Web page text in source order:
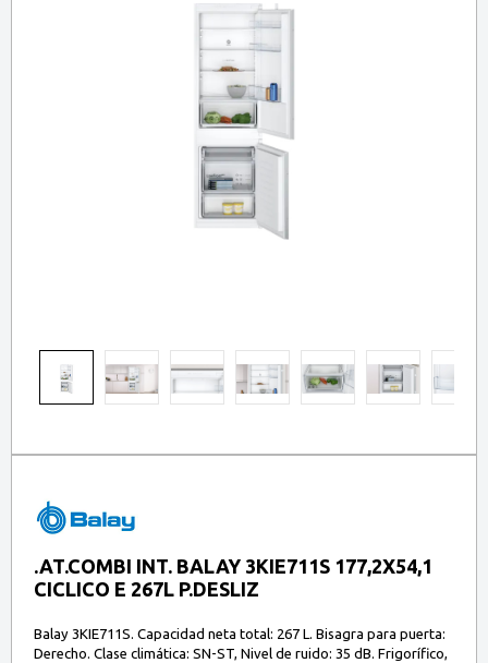
.AT.COMBI INT. BALAY 3KIE711S 177,2X54,1
CICLICO E 267L P.DESLIZ
Balay 3KIE711S. Capacidad neta total: 267 L. Bisagra para puerta:
Derecho. Clase climática: SN-ST, Nivel de ruido: 35 dB. Frigorífico,